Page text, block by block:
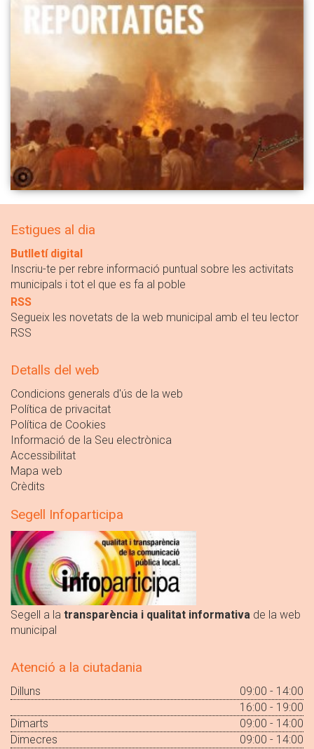
Estigues al dia
Butlletí digital
Inscriu-te per rebre informació puntual sobre les activitats
municipals i tot el que es fa al poble
RSS
Segueix les novetats de la web municipal amb el teu lector
RSS
Detalls del web
Condicions generals d'ús de la web
Política de privacitat
Política de Cookies
Informació de la Seu electrònica
Accessibilitat
Mapa web
Crèdits
Segell Infoparticipa
Segell a la transparència i qualitat informativa de la web
municipal
Atenció a la ciutadania
Dilluns
09:00 - 14:00
16:00 - 19:00
Dimarts
09:00 - 14:00
Dimecres
09:00 - 14:00